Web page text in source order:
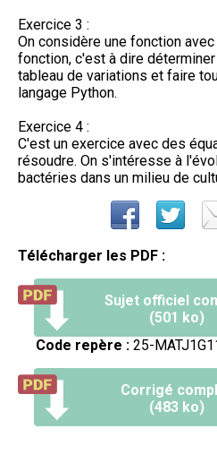
Exercice 3 :
On considère une fonction
fonction, c'est à dire
tableau de variations et faire
langage Python.
Exercice 4 :
C'est un exercice avec des
résoudre. On s'intéresse à
bactéries dans un milieu de
Télécharger les PDF :
Sujet officiel
(501 ko)
Code repère : 25-
Corrigé
(483 ko)